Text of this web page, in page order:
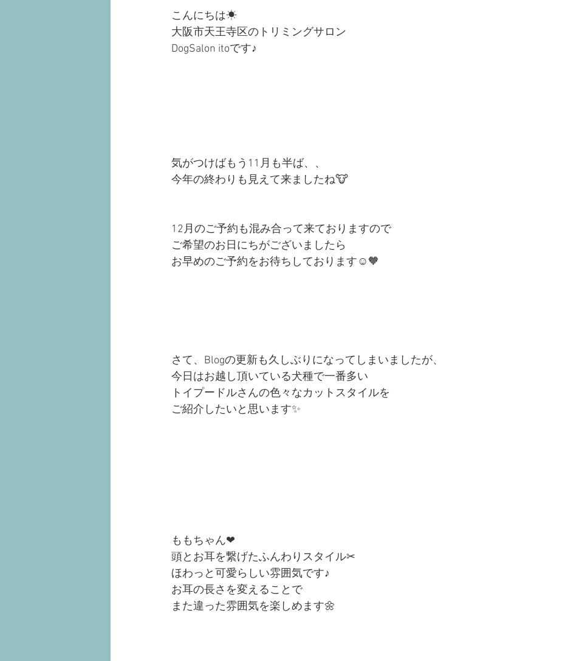
こんにちは☀︎
大阪市天王寺区のトリミングサロン
DogSalon itoです♪
気がつけばもう11月も半ば、、
今年の終わりも見えて来ましたね🐮
12月のご予約も混み合って来ておりますので
ご希望のお日にちがございましたら
お早めのご予約をお待ちしております☺︎🧡
さて、Blogの更新も久しぶりになってしまいましたが、
今日はお越し頂いている犬種で一番多い
トイプードルさんの色々なカットスタイルを
ご紹介したいと思います✨
ももちゃん❤︎
頭とお耳を繋げたふんわりスタイル✂︎
ほわっと可愛らしい雰囲気です♪
お耳の長さを変えることで
また違った雰囲気を楽しめます🌼